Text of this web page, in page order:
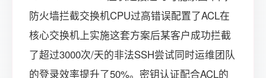
防火墙拦截交换机CPU过高错误配置了ACL在
核心交换机上实施这套方案后某客户成功拦截
了超过3000次/天的非法SSH尝试同时运维团队
的登录效率提升了50%。密钥认证配合ACL的